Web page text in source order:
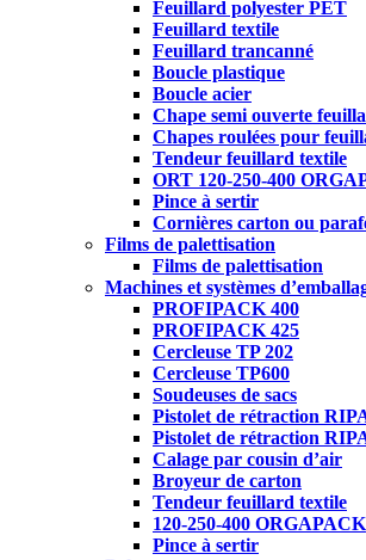
Feuillard polyester PET
Feuillard textile
Feuillard trancanné
Boucle plastique
Boucle acier
Chape semi ouverte
Chapes roulées pour
Tendeur feuillard textile
ORT 120-250-400
Pince à sertir
Cornières carton ou
Films de palettisation
Films de palettisation
Machines et systèmes
PROFIPACK 400
PROFIPACK 425
Cercleuse TP 202
Cercleuse TP600
Soudeuses de sacs
Pistolet de rétraction
Pistolet de rétraction
Calage par cousin d’air
Broyeur de carton
Tendeur feuillard textile
120-250-400 ORGAPACK
Pince à sertir